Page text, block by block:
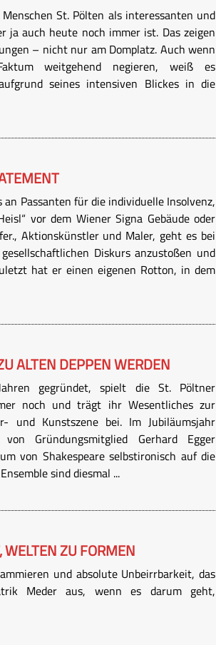
St. Pölten als interessanten und
ja auch heute noch immer ist. Das zeigen
– nicht nur am Domplatz. Auch wenn
weitgehend negieren, weiß es
seines intensiven Blickes in die
Passanten für die individuelle Insolvenz,
vor dem Wiener Signa Gebäude oder
Aktionskünstler und Maler, geht es bei
Diskurs anzustoßen und
hat er einen eigenen Rotton, in dem
ALTEN DEPPEN WERDEN
gegründet, spielt die St. Pöltner
noch und trägt ihr Wesentliches zur
und Kunstszene bei. Im Jubiläumsjahr
Gründungsmitglied Gerhard Egger
von Shakespeare selbstironisch auf die
sind diesmal ...
ZU FORMEN
und absolute Unbeirrbarkeit, das
Meder aus, wenn es darum geht,